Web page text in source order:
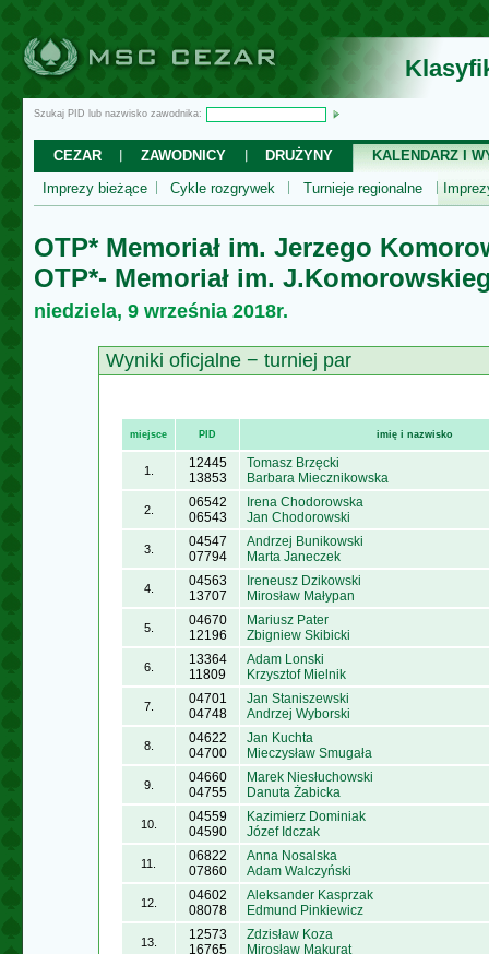
Szukaj PID lub nazwisko zawodnika:
CEZAR ZAWODNICY DRUŻYNY
KALENDARZ I
Imprezy bieżące
Cykle rozgrywek Turnieje regionalne
OTP* Memoriał im. Jerzego
OTP*- Memoriał im.
niedziela, 9 września 2018r.
Wyniki oficjalne − turniej par
miejsce PID imię i nazwisko
1.
12445
13853
Tomasz Brzęcki
Barbara Miecznikowska
2.
06542
06543
Irena Chodorowska
Jan Chodorowski
3.
04547
07794
Andrzej Bunikowski
Marta Janeczek
4.
04563
13707
Ireneusz Dzikowski
Mirosław Małypan
5.
04670
12196
Mariusz Pater
Zbigniew Skibicki
6.
13364
11809
Adam Lonski
Krzysztof Mielnik
7.
04701
04748
Jan Staniszewski
Andrzej Wyborski
8.
04622
04700
Jan Kuchta
Mieczysław Smugała
9.
04660
04755
Marek Niesłuchowski
Danuta Żabicka
10.
04559
04590
Kazimierz Dominiak
Józef Idczak
11.
06822
07860
Anna Nosalska
Adam Walczyński
12.
04602
08078
Aleksander Kasprzak
Edmund Pinkiewicz
13.
12573
16765
Zdzisław Koza
Mirosław Makurat